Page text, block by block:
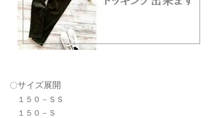
〇サイズ展開
１５０－ＳＳ
１５０－Ｓ